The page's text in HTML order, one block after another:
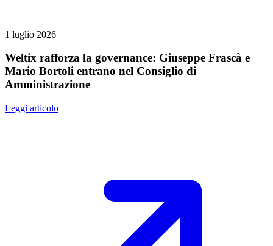
1 luglio 2026
Weltix rafforza la governance: Giuseppe Frascà e
Mario Bortoli entrano nel Consiglio di
Amministrazione
Leggi articolo